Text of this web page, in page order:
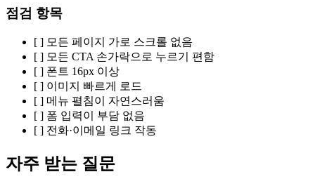
점검 항목
[ ] 모든 페이지 가로 스크롤 없음
[ ] 모든 CTA 손가락으로 누르기 편함
[ ] 폰트 16px 이상
[ ] 이미지 빠르게 로드
[ ] 메뉴 펼침이 자연스러움
[ ] 폼 입력이 부담 없음
[ ] 전화·이메일 링크 작동
자주 받는 질문